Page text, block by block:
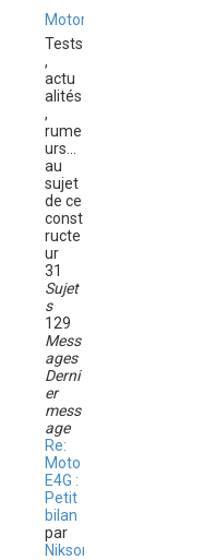
Motorola
Tests
,
actu
alités
,
rume
urs...
au
sujet
de ce
const
ructe
ur
31
Sujet
s
129
Mess
ages
Derni
er
mess
age
Re:
Moto
E4G :
Petit
bilan
par
Niksor